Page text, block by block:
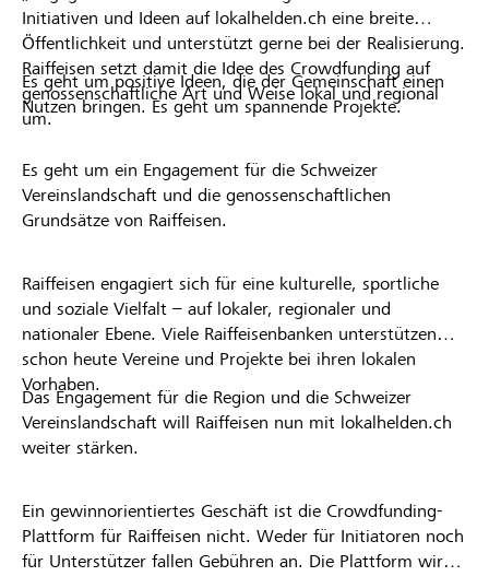
Initiativen und Ideen auf lokalhelden.ch eine breite
Öffentlichkeit und unterstützt gerne bei der Realisierung.
Raiffeisen setzt damit die Idee des Crowdfunding auf
genossenschaftliche Art und Weise lokal und regional
um.
Es geht um positive Ideen, die der Gemeinschaft einen
Nutzen bringen. Es geht um spannende Projekte.
Es geht um ein Engagement für die Schweizer
Vereinslandschaft und die genossenschaftlichen
Grundsätze von Raiffeisen.
Raiffeisen engagiert sich für eine kulturelle, sportliche
und soziale Vielfalt – auf lokaler, regionaler und
nationaler Ebene. Viele Raiffeisenbanken unterstützen
schon heute Vereine und Projekte bei ihren lokalen
Vorhaben.
Das Engagement für die Region und die Schweizer
Vereinslandschaft will Raiffeisen nun mit lokalhelden.ch
weiter stärken.
Ein gewinnorientiertes Geschäft ist die Crowdfunding-
Plattform für Raiffeisen nicht. Weder für Initiatoren noch
für Unterstützer fallen Gebühren an. Die Plattform wird